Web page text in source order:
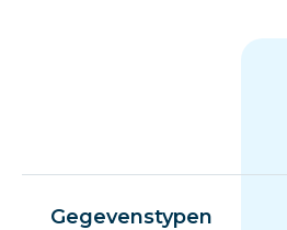
Gegevenstypen